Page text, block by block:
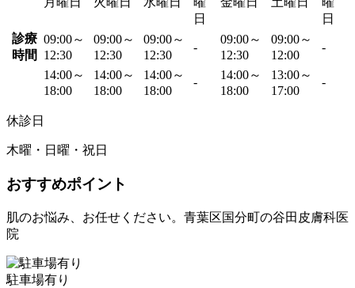
日
日
診療
時間
09:00～
12:30
09:00～
12:30
09:00～
12:30
-
09:00～
12:30
09:00～
12:00
-
14:00～
18:00
14:00～
18:00
14:00～
18:00
-
14:00～
18:00
13:00～
17:00
-
休診日
木曜・日曜・祝日
おすすめポイント
肌のお悩み、お任せください。青葉区国分町の谷田皮膚科医
院
駐車場有り